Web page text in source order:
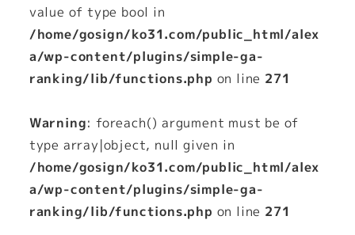
value of type bool in
/home/gosign/ko31.com/public_html/alex
a/wp-content/plugins/simple-ga-
ranking/lib/functions.php on line 271
Warning: foreach() argument must be of
type array|object, null given in
/home/gosign/ko31.com/public_html/alex
a/wp-content/plugins/simple-ga-
ranking/lib/functions.php on line 271